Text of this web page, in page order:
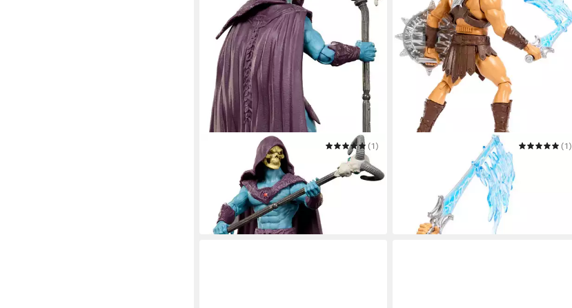
Actionfigur Masters of the Universe,
Skeletor
(1)
ab 11,33 € UVP12,99 €
-13%
in 1-2 Werktagen bei dir
Actionfigur Masters of the Universe,
Feature He-Man
(1)
UVP 17,99 €
in 1-2 Werktagen bei dir